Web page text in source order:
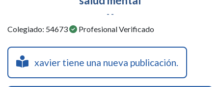
- -
Colegiado: 54673 Profesional Verificado
xavier tiene una nueva publicación.